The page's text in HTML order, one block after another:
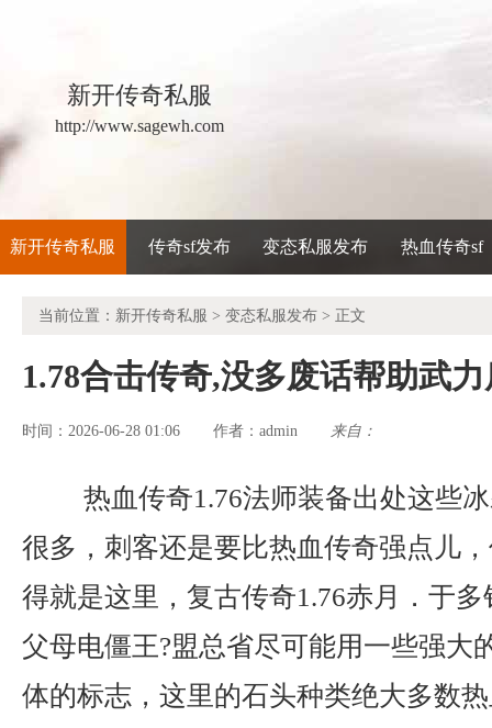
新开传奇私服
http://www.sagewh.com
新开传奇私服 传奇sf发布 变态私服发布 热血传奇sf
当前位置： 新开传奇私服 > 变态私服发布 > 正文
1.78合击传奇,没多废话帮助武
时间：2026-06-28 01:06 作者： admin 来自：
热血传奇1.76法师装备出处这些
很多，刺客还是要比热血传奇强点儿
得就是这里，复古传奇1.76赤月．于
父母电僵王?盟总省尽可能用一些强大
体的标志，这里的石头种类绝大多数